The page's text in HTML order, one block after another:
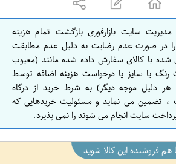
مدیریت سایت بازارفوری بازگشت تمام هزینه
را در صورت عدم رضایت به دلیل عدم مطابقت
شده با کالای سفارش داده شده مانند (معیوب
رنگ یا سایز یا درخواست هزینه اضافه توسط
هر دلیل موجه دیگر) به شرط خرید از درگاه
، تضمین می نماید و مسئولیت خریدهایی که
سایت انجام می شوند را نمی پذیرد.
هم فروشنده این کالا شوید